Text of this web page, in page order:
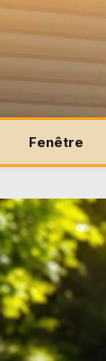
Fenêtre